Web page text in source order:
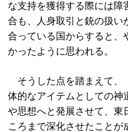
な支持を獲得する際には障
合も、人身取引と銃の扱い
合っている国からすると、
かったように思われる。
そうした点を踏まえて、
体的なアイテムとしての神
や思想へと発展させて、東
ころまで深化させたことが